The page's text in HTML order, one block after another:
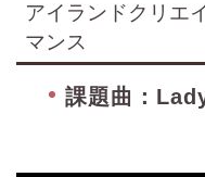
アイランドクリエ
マンス
課題曲：